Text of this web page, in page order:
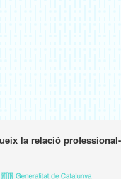
la relació